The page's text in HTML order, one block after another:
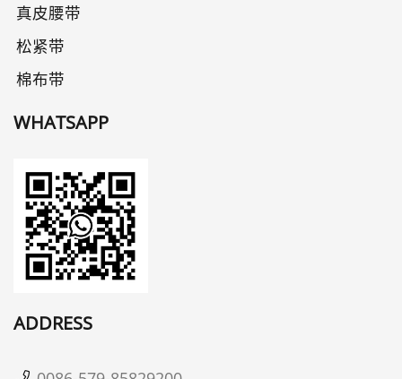
真皮腰带
松紧带
棉布带
WHATSAPP
ADDRESS